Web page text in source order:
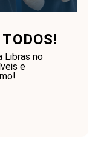
Libras no
e